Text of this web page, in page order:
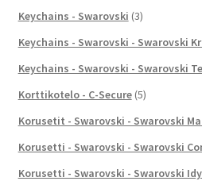
Keychains - Swarovski (3)
Keychains - Swarovski - Swarovski
Keychains - Swarovski - Swarovski
Korttikotelo - C-Secure (5)
Korusetit - Swarovski - Swarovski
Korusetti - Swarovski - Swarovski
Korusetti - Swarovski - Swarovski